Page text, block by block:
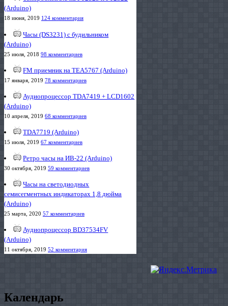
(Arduino)
18 июня, 2019 124 комментария
Часы (DS3231) с будильником
(Arduino)
25 июля, 2018 98 комментариев
FM приемник на TEA5767 (Arduino)
17 января, 2019 78 комментариев
Аудиопроцессор TDA7419 + LCD1602
(Arduino)
10 апреля, 2019 68 комментариев
TDA7719 (Arduino)
15 июля, 2019 67 комментариев
Ретро часы на ИВ-22 (Arduino)
30 октября, 2019 59 комментариев
Часы на светодиодных
семисегментных индикаторах 1,8 дюйма
(Arduino)
25 марта, 2020 57 комментариев
Аудиопроцессор BD37534FV
(Arduino)
11 октября, 2019 52 комментария
Календарь